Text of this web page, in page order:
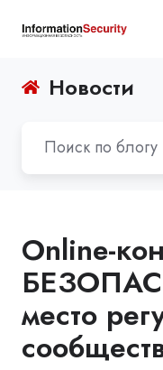
Новости
Online-
место